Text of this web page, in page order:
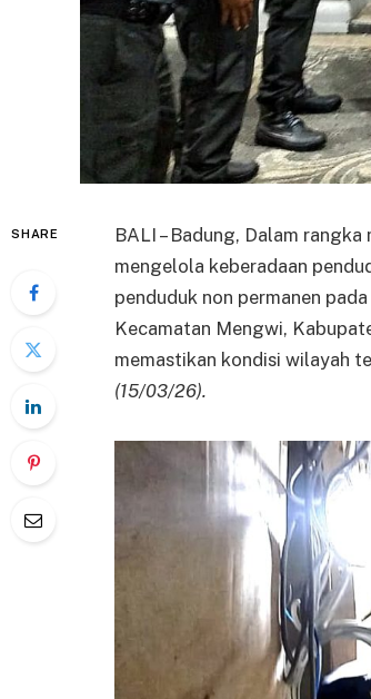
SHARE
BALI – Badung, Dalam
mengelola keberadaan
penduduk non permanen
Kecamatan Mengwi,
memastikan kondisi wilayah
(15/03/26).